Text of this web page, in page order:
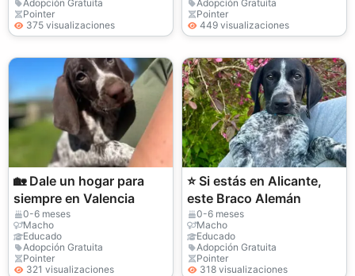
inteligente y muy jugue
Adopción Gratuita
Pointer
375 visualizaciones
Adopción Gratuita
Pointer
449 visualizaciones
🏡 Dale un hogar para
siempre en Valencia
0-6 meses
Macho
Educado
Adopción Gratuita
Pointer
321 visualizaciones
⭐ Si estás en Alicante,
este Braco Alemán
0-6 meses
Macho
Educado
Adopción Gratuita
Pointer
318 visualizaciones